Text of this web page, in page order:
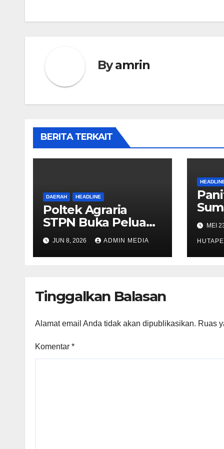
Byamrin
BERITA TERKAIT
DAERAH HEADLINE
Poltek Agraria
STPN Buka Peluang
Sekolah Kedinasan,
Jaring Generasi
Muda yang
dan Tata Ruang
JUN 8, 2026 ADMIN MEDIA
MEI
Tinggalkan Balasan
Alamat email Anda tidak akan dipublikasikan. Ruas
Komentar *